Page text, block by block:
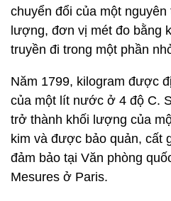
chuyển đổi của một
lượng, đơn vị mét đo bằng
truyền đi trong một phần
Năm 1799, kilogram được
của một lít nước ở 4 độ C.
trở thành khối lượng của
kim và được bảo quản, cất
đảm bảo tại Văn phòng
Mesures ở Paris.